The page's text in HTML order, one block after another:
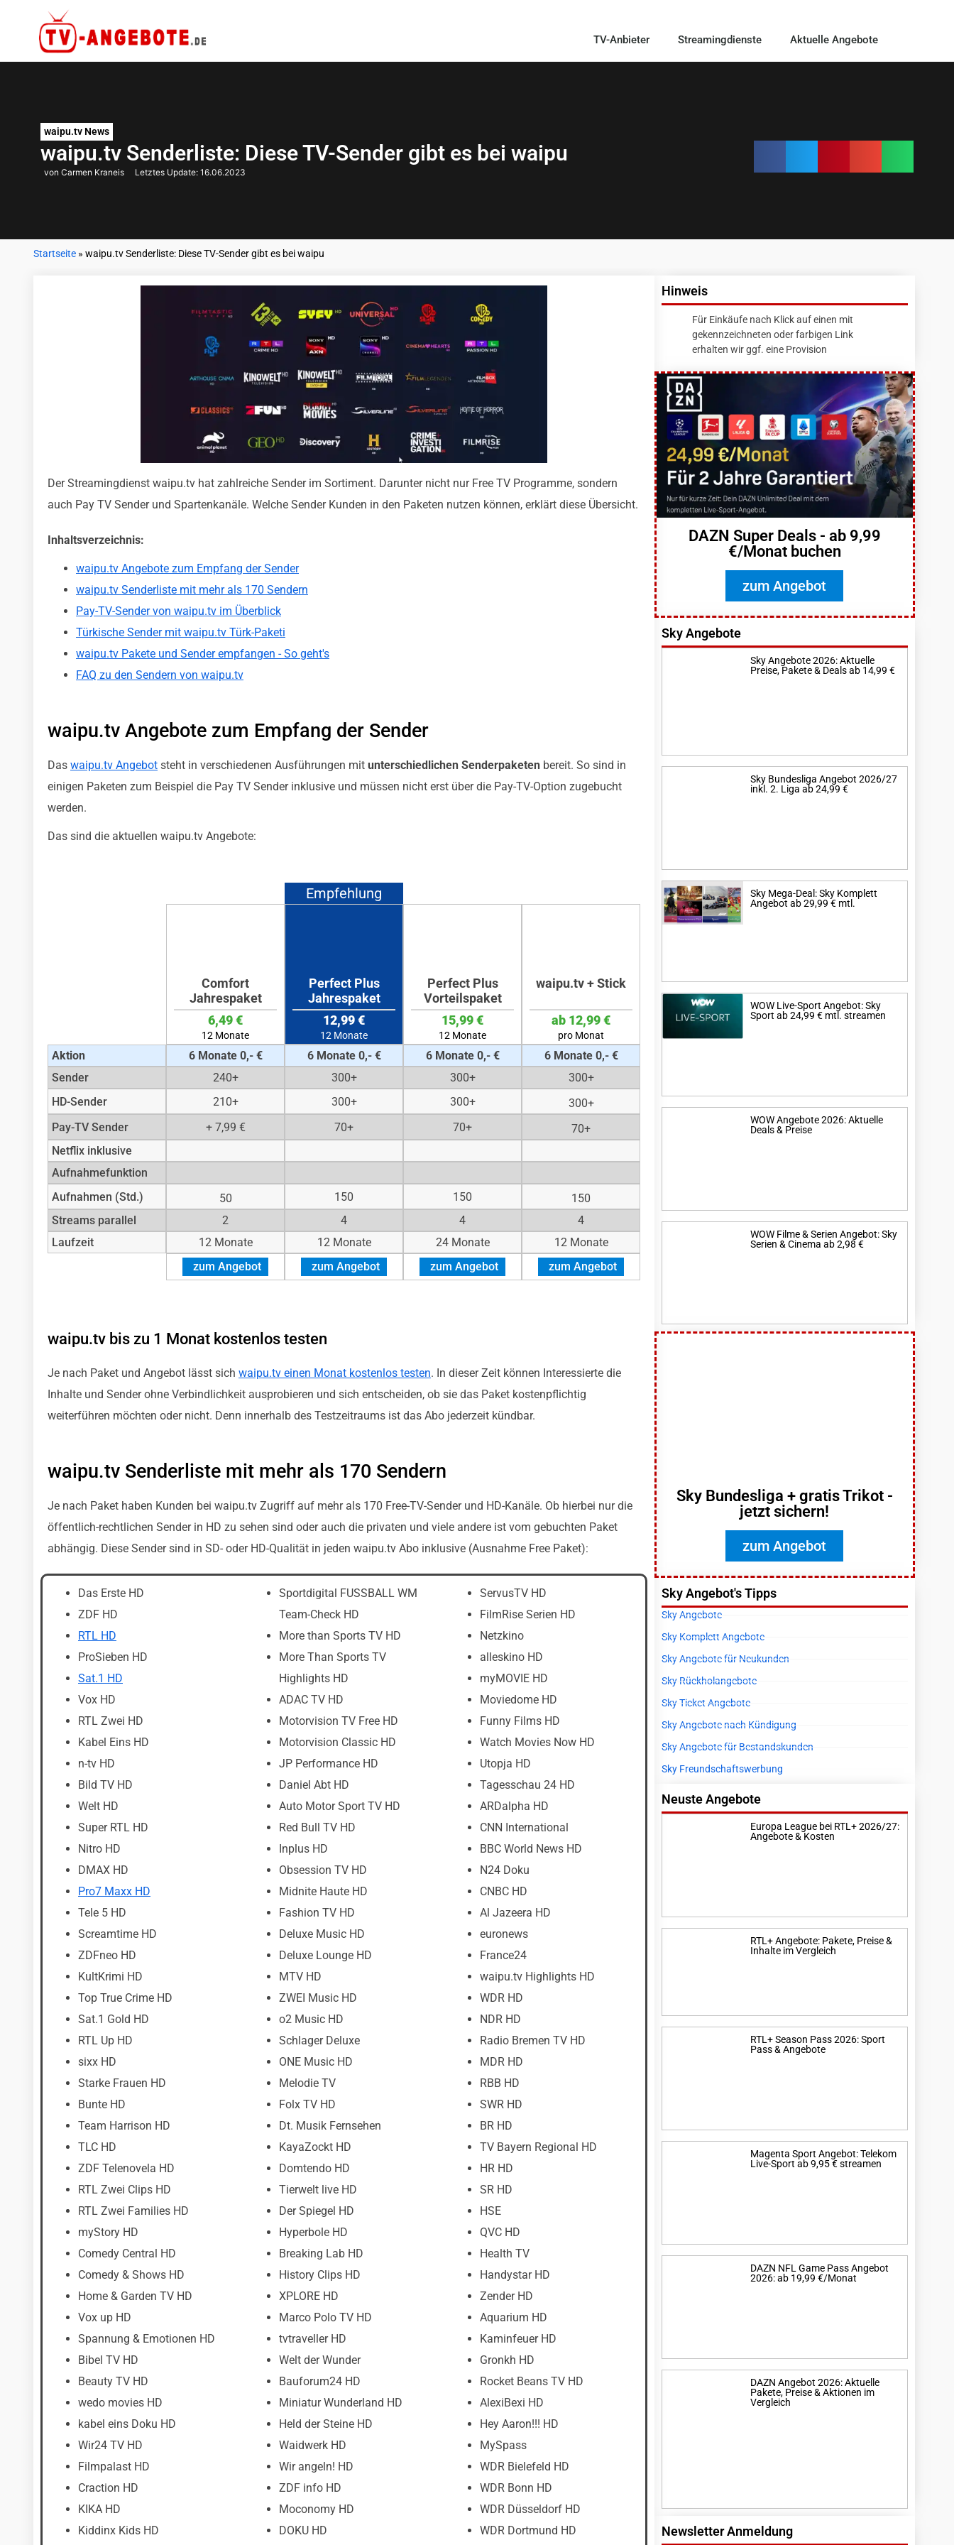
TV-Anbieter Streamingdienste Aktuelle Angebote
waipu.tv News
waipu.tv Senderliste: Diese TV-Sender gibt es bei waipu
von Carmen Kraneis Letztes Update: 16.06.2023
Startseite » waipu.tv Senderliste: Diese TV-Sender gibt es bei waipu
Der Streamingdienst waipu.tv hat zahlreiche Sender im Sortiment. Darunter nicht nur Free TV Programme, sondern
auch Pay TV Sender und Spartenkanäle. Welche Sender Kunden in den Paketen nutzen können, erklärt diese Übersicht.
Inhaltsverzeichnis:
waipu.tv Angebote zum Empfang der Sender
waipu.tv Senderliste mit mehr als 170 Sendern
Pay-TV-Sender von waipu.tv im Überblick
Türkische Sender mit waipu.tv Türk-Paketi
waipu.tv Pakete und Sender empfangen - So geht's
FAQ zu den Sendern von waipu.tv
waipu.tv Angebote zum Empfang der Sender
Das waipu.tv Angebot steht in verschiedenen Ausführungen mit unterschiedlichen Senderpaketen bereit. So sind in
einigen Paketen zum Beispiel die Pay TV Sender inklusive und müssen nicht erst über die Pay-TV-Option zugebucht
werden.
Das sind die aktuellen waipu.tv Angebote:
Comfort
Jahrespaket
6,49 €
12 Monate
Empfehlung
Perfect Plus
Jahrespaket
12,99 €
12 Monate
Perfect Plus
Vorteilspaket
15,99 €
12 Monate
waipu.tv + Stick
ab 12,99 €
pro Monat
Aktion 6 Monate 0,- € 6 Monate 0,- € 6 Monate 0,- €
6 Monate 0,- €
Sender
240+ 300+ 300+
300+
HD-Sender
210+ 300+ 300+
300+
Pay-TV Sender
+ 7,99 € 70+ 70+
70+
Netflix inklusive
Aufnahmefunktion
Aufnahmen (Std.)
50 150 150
150
Streams parallel
2 4 4
4
Laufzeit
12 Monate 12 Monate 24 Monate
12 Monate
zum Angebot
zum Angebot zum Angebot zum Angebot
waipu.tv bis zu 1 Monat kostenlos testen
Je nach Paket und Angebot lässt sich waipu.tv einen Monat kostenlos testen. In dieser Zeit können Interessierte die
Inhalte und Sender ohne Verbindlichkeit ausprobieren und sich entscheiden, ob sie das Paket kostenpflichtig
weiterführen möchten oder nicht. Denn innerhalb des Testzeitraums ist das Abo jederzeit kündbar.
waipu.tv Senderliste mit mehr als 170 Sendern
Je nach Paket haben Kunden bei waipu.tv Zugriff auf mehr als 170 Free-TV-Sender und HD-Kanäle. Ob hierbei nur die
öffentlich-rechtlichen Sender in HD zu sehen sind oder auch die privaten und viele andere ist vom gebuchten Paket
abhängig. Diese Sender sind in SD- oder HD-Qualität in jeden waipu.tv Abo inklusive (Ausnahme Free Paket):
Das Erste HD
ZDF HD
RTL HD
ProSieben HD
Sat.1 HD
Vox HD
RTL Zwei HD
Kabel Eins HD
n-tv HD
Bild TV HD
Welt HD
Super RTL HD
Nitro HD
DMAX HD
Pro7 Maxx HD
Tele 5 HD
Screamtime HD
ZDFneo HD
KultKrimi HD
Top True Crime HD
Sat.1 Gold HD
RTL Up HD
sixx HD
Starke Frauen HD
Bunte HD
Team Harrison HD
TLC HD
ZDF Telenovela HD
RTL Zwei Clips HD
RTL Zwei Families HD
myStory HD
Comedy Central HD
Comedy & Shows HD
Home & Garden TV HD
Vox up HD
Spannung & Emotionen HD
Bibel TV HD
Beauty TV HD
wedo movies HD
kabel eins Doku HD
Wir24 TV HD
Filmpalast HD
Craction HD
KIKA HD
Kiddinx Kids HD
Sportdigital FUSSBALL WM
Team-Check HD
More than Sports TV HD
More Than Sports TV
Highlights HD
ADAC TV HD
Motorvision TV Free HD
Motorvision Classic HD
JP Performance HD
Daniel Abt HD
Auto Motor Sport TV HD
Red Bull TV HD
Inplus HD
Obsession TV HD
Midnite Haute HD
Fashion TV HD
Deluxe Music HD
Deluxe Lounge HD
MTV HD
ZWEI Music HD
o2 Music HD
Schlager Deluxe
ONE Music HD
Melodie TV
Folx TV HD
Dt. Musik Fernsehen
KayaZockt HD
Domtendo HD
Tierwelt live HD
Der Spiegel HD
Hyperbole HD
Breaking Lab HD
History Clips HD
XPLORE HD
Marco Polo TV HD
tvtraveller HD
Welt der Wunder
Bauforum24 HD
Miniatur Wunderland HD
Held der Steine HD
Waidwerk HD
Wir angeln! HD
ZDF info HD
Moconomy HD
DOKU HD
ServusTV HD
FilmRise Serien HD
Netzkino
alleskino HD
myMOVIE HD
Moviedome HD
Funny Films HD
Watch Movies Now HD
Utopja HD
Tagesschau 24 HD
ARDalpha HD
CNN International
BBC World News HD
N24 Doku
CNBC HD
Al Jazeera HD
euronews
France24
waipu.tv Highlights HD
WDR HD
NDR HD
Radio Bremen TV HD
MDR HD
RBB HD
SWR HD
BR HD
TV Bayern Regional HD
HR HD
SR HD
HSE
QVC HD
Health TV
Handystar HD
Zender HD
Aquarium HD
Kaminfeuer HD
Gronkh HD
Rocket Beans TV HD
AlexiBexi HD
Hey Aaron!!! HD
MySpass
WDR Bielefeld HD
WDR Bonn HD
WDR Düsseldorf HD
WDR Dortmund HD
Hinweis
Für Einkäufe nach Klick auf einen mit
gekennzeichneten oder farbigen Link
erhalten wir ggf. eine Provision
DAZN Super Deals - ab 9,99
€/Monat buchen
zum Angebot
Sky Angebote
Sky Angebote 2026: Aktuelle
Preise, Pakete & Deals ab 14,99 €
Sky Bundesliga Angebot 2026/27
inkl. 2. Liga ab 24,99 €
Sky Mega-Deal: Sky Komplett
Angebot ab 29,99 € mtl.
WOW Live-Sport Angebot: Sky
Sport ab 24,99 € mtl. streamen
WOW Angebote 2026: Aktuelle
Deals & Preise
WOW Filme & Serien Angebot: Sky
Serien & Cinema ab 2,98 €
Sky Bundesliga + gratis Trikot -
jetzt sichern!
zum Angebot
Sky Angebot's Tipps
Sky Angebote
Sky Komplett Angebote
Sky Angebote für Neukunden
Sky Rückholangebote
Sky Ticket Angebote
Sky Angebote nach Kündigung
Sky Angebote für Bestandskunden
Sky Freundschaftswerbung
Neuste Angebote
Europa League bei RTL+ 2026/27:
Angebote & Kosten
RTL+ Angebote: Pakete, Preise &
Inhalte im Vergleich
RTL+ Season Pass 2026: Sport
Pass & Angebote
Magenta Sport Angebot: Telekom
Live-Sport ab 9,95 € streamen
DAZN NFL Game Pass Angebot
2026: ab 19,99 €/Monat
DAZN Angebot 2026: Aktuelle
Pakete, Preise & Aktionen im
Vergleich
Newsletter Anmeldung